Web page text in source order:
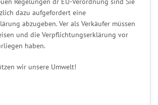
dazu aufgefordert eine
abzugeben. Ver als Verkäufer müssen
und die Verpflichtungserklärung vor
haben.
wir unsere Umwelt!